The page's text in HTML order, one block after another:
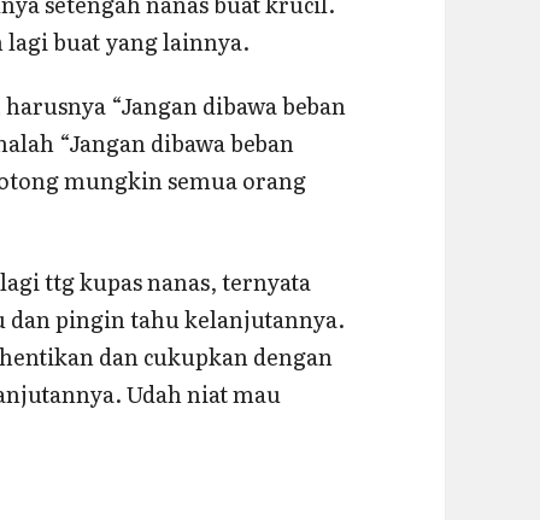
buat yang lainnya.
“Jangan dibawa beban
“Jangan dibawa beban
mungkin semua orang
ttg kupas nanas, ternyata
dan pingin tahu kelanjutannya.
dan cukupkan dengan
Udah niat mau